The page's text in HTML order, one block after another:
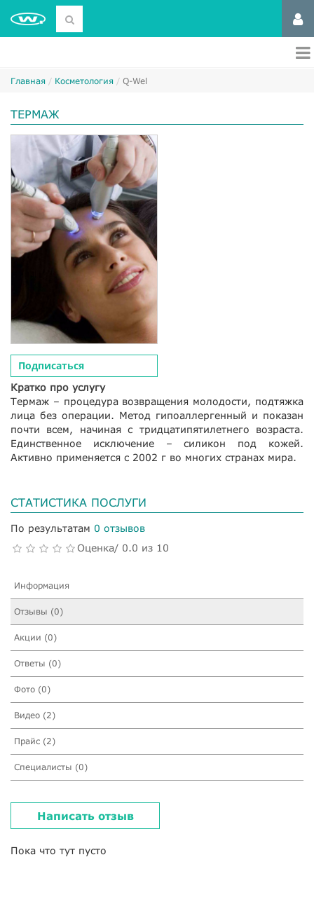
Главная Косметология Q-Wel
ТЕРМАЖ
Подписаться
Кратко про услугу
Термаж – процедура возвращения молодости, подтяжка
лица без операции. Метод гипоаллергенный и показан
почти всем, начиная с тридцатипятилетнего возраста.
Единственное исключение – силикон под кожей.
Активно применяется с 2002 г во многих странах мира.
СТАТИСТИКА ПОСЛУГИ
По результатам 0 отзывов
Оценка/ 0.0 из 10
Информация
Отзывы (0)
Акции (0)
Ответы (0)
Фото (0)
Видео (2)
Прайс (2)
Специалисты (0)
Написать отзыв
Пока что тут пусто